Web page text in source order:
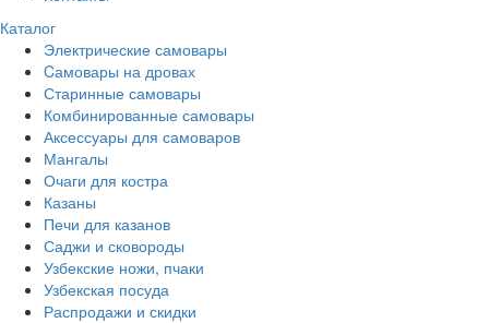
Каталог
Электрические самовары
Cамовары на дровах
Старинные самовары
Комбинированные самовары
Аксессуары для самоваров
Мангалы
Очаги для костра
Казаны
Печи для казанов
Саджи и сковороды
Узбекские ножи, пчаки
Узбекская посуда
Распродажи и скидки